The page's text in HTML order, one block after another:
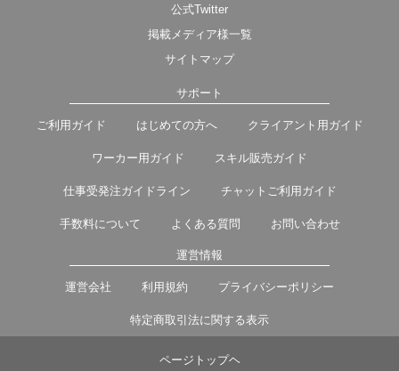
公式Twitter
掲載メディア様一覧
サイトマップ
サポート
ご利用ガイド はじめての方へ クライアント用ガイド
ワーカー用ガイド スキル販売ガイド
仕事受発注ガイドライン チャットご利用ガイド
手数料について よくある質問 お問い合わせ
運営情報
運営会社 利用規約 プライバシーポリシー
特定商取引法に関する表示
ページトップヘ